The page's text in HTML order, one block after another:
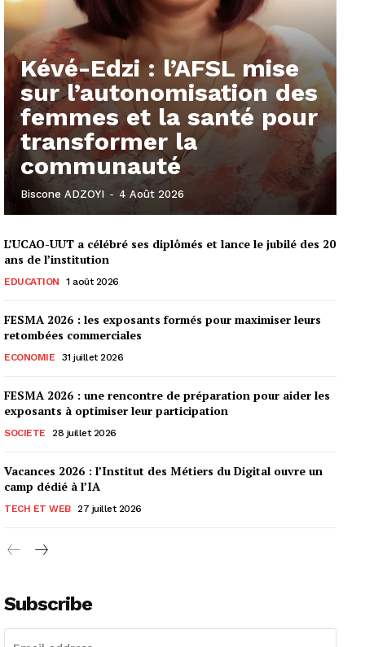
Kévé-Edzi : l’AFSL mise
sur l’autonomisation des
femmes et la santé pour
transformer la
communauté
Biscone ADZOYI - 4 Août 2026
L’UCAO-UUT a célébré ses diplômés et lance le jubilé des 20
ans de l’institution
EDUCATION 1 août 2026
FESMA 2026 : les exposants formés pour maximiser leurs
retombées commerciales
ECONOMIE 31 juillet 2026
FESMA 2026 : une rencontre de préparation pour aider les
exposants à optimiser leur participation
SOCIETE 28 juillet 2026
Vacances 2026 : l’Institut des Métiers du Digital ouvre un
camp dédié à l’IA
TECH ET WEB 27 juillet 2026
Subscribe